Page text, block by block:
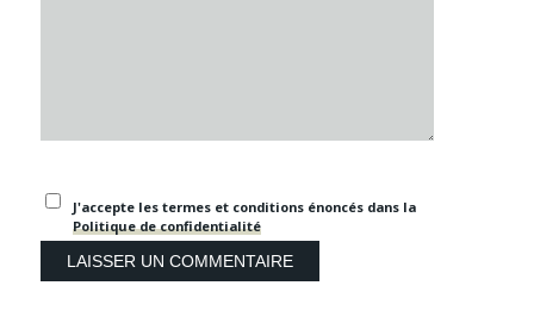
J'accepte les termes et conditions énoncés dans la
Politique de confidentialité